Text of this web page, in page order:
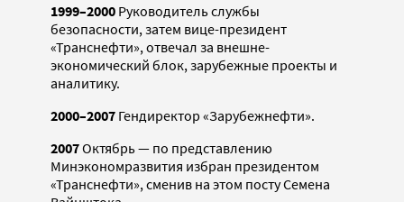
1999–2000 Руководитель службы
безопасности, затем вице-президент
«Транснефти», отвечал за внешне-
экономический блок, зарубежные проекты и
аналитику.
2000–2007 Гендиректор «Зарубежнефти».
2007Октябрь — по представлению
Минэкономразвития избран президентом
«Транснефти», сменив на этом посту Семена